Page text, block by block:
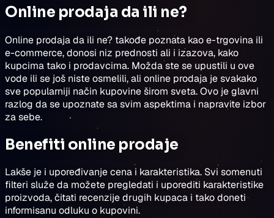
Online prodaja da ili ne?
Online prodaja da ili ne? takođe poznata kao e-trgovina ili
e-commerce, donosi niz prednosti ali i izazova, kako
kupcima tako i prodavcima. Možda ste se upustili u ove
vode ili se još niste osmelili, ali online prodaja je svakako
sve popularniji način kupovine širom sveta. Ovo je glavni
razlog da se upoznate sa svim aspektima i napravite izbor
za sebe.
Benefiti online prodaje
Lakše je i upoređivanje cena i karakteristika. Svi somenuti
filteri služe da možete pregledati i uporediti karakteristike
proizvoda, čitati recenzije drugih kupaca i tako doneti
informisanu odluku o kupovini.